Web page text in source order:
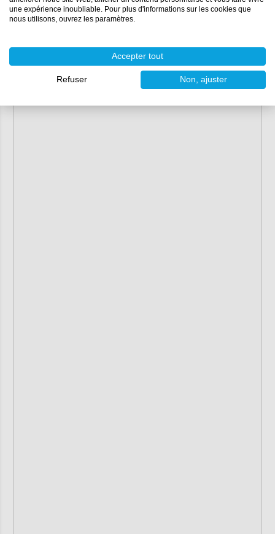
une expérience inoubliable. Pour plus d'informations sur les cookies que
nous utilisons, ouvrez les paramètres.
Accepter tout
Refuser Non, ajuster